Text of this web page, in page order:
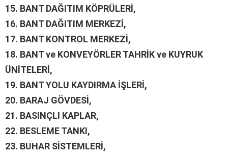
15. BANT DAĞITIM KÖPRÜLERİ,
16. BANT DAĞITIM MERKEZİ,
17. BANT KONTROL MERKEZİ,
18. BANT ve KONVEYÖRLER TAHRİK ve KUYRUK
ÜNİTELERİ,
19. BANT YOLU KAYDIRMA İŞLERİ,
20. BARAJ GÖVDESİ,
21. BASINÇLI KAPLAR,
22. BESLEME TANKI,
23. BUHAR SİSTEMLERİ,